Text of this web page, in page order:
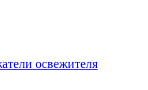
освежителя